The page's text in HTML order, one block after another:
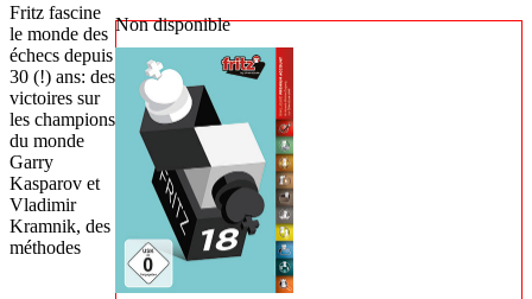
Non disponible
Fritz fascine
le monde des
échecs depuis
30 (!) ans: des
victoires sur
les champions
du monde
Garry
Kasparov et
Vladimir
Kramnik, des
méthodes